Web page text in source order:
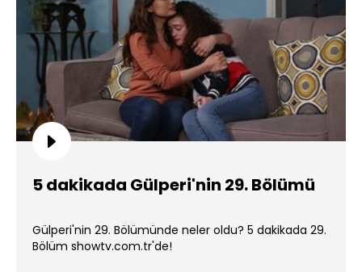
5 dakikada Gülperi'nin 29. Bölümü
Gülperi'nin 29. Bölümünde neler oldu? 5 dakikada 29.
Bölüm showtv.com.tr'de!